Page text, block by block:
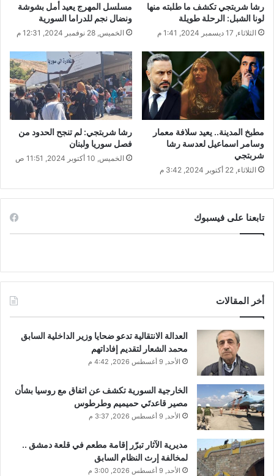
ك
.
.
ت
ش
ل
ل
م
ا
ل
م
رشا شربتجي تكشف ما طلبته منها
لونا الشبل: الرحلة طويلة
الثلاثاء, 17 ديسمبر 2024, 1:41 م
مسلسل المهرج يعيد أمل بشوشة
ونضال نجم للدراما السورية
الخميس, 28 نوفمبر 2024, 12:31 م
مطبخ المدينة.. يعيد سلافة معمار
وسامر اسماعيل لعدسة رشا
شربتجي
الثلاثاء, 22 أكتوبر 2024, 3:42 م
رشا شربتجي: لم تنجح الحدود من
فصل سوريا ولبنان
الخميس, 10 أكتوبر 2024, 11:51 ص
تابعنا على فيسبوك
أخر المقالات
العدالة الانتقالية تدعو ضحايا وزير الداخلية السابق
محمد الشعار لتقديم إفاداتهم
الأحد, 9 أغسطس 2026, 4:42 م
الخارجية السورية تكشف عن اتفاق مع روسيا بشأن
مصير قاعدتَي حميميم وطرطوس
الأحد, 9 أغسطس 2026, 3:37 م
مديرية الآثار تبرّر إقامة مطعم في قلعة دمشق ..
لمخالفة إرث النظام السابق
الأحد, 9 أغسطس 2026, 3:00 م